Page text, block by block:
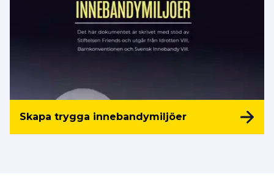
Skapa trygga innebandymiljöer